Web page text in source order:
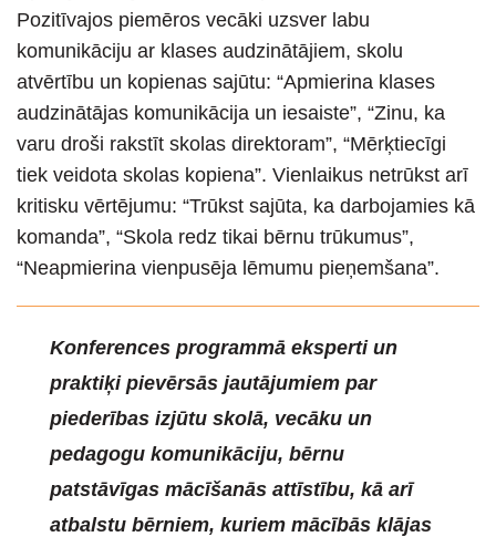
Pozitīvajos piemēros vecāki uzsver labu
komunikāciju ar klases audzinātājiem, skolu
atvērtību un kopienas sajūtu: “Apmierina klases
audzinātājas komunikācija un iesaiste”, “Zinu, ka
varu droši rakstīt skolas direktoram”, “Mērķtiecīgi
tiek veidota skolas kopiena”. Vienlaikus netrūkst arī
kritisku vērtējumu: “Trūkst sajūta, ka darbojamies kā
komanda”, “Skola redz tikai bērnu trūkumus”,
“Neapmierina vienpusēja lēmumu pieņemšana”.
Konferences programmā eksperti un
praktiķi pievērsās jautājumiem par
piederības izjūtu skolā, vecāku un
pedagogu komunikāciju, bērnu
patstāvīgas mācīšanās attīstību, kā arī
atbalstu bērniem, kuriem mācībās klājas